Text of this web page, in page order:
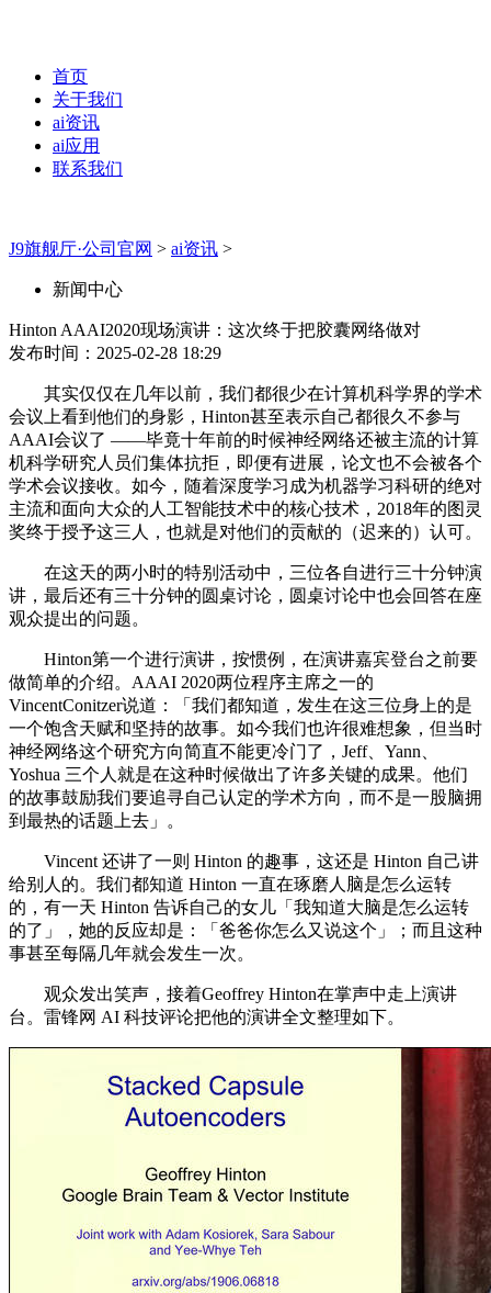
首页
关于我们
ai资讯
ai应用
联系我们
J9旗舰厅·公司官网 > ai资讯 >
新闻中心
Hinton AAAI2020现场演讲：这次终于把胶囊网络做对
发布时间：2025-02-28 18:29
其实仅仅在几年以前，我们都很少在计算机科学界的学术
会议上看到他们的身影，Hinton甚至表示自己都很久不参与
AAAI会议了 ——毕竟十年前的时候神经网络还被主流的计算
机科学研究人员们集体抗拒，即便有进展，论文也不会被各个
学术会议接收。如今，随着深度学习成为机器学习科研的绝对
主流和面向大众的人工智能技术中的核心技术，2018年的图灵
奖终于授予这三人，也就是对他们的贡献的（迟来的）认可。
在这天的两小时的特别活动中，三位各自进行三十分钟演
讲，最后还有三十分钟的圆桌讨论，圆桌讨论中也会回答在座
观众提出的问题。
Hinton第一个进行演讲，按惯例，在演讲嘉宾登台之前要
做简单的介绍。AAAI 2020两位程序主席之一的
VincentConitzer说道：「我们都知道，发生在这三位身上的是
一个饱含天赋和坚持的故事。如今我们也许很难想象，但当时
神经网络这个研究方向简直不能更冷门了，Jeff、Yann、
Yoshua 三个人就是在这种时候做出了许多关键的成果。他们
的故事鼓励我们要追寻自己认定的学术方向，而不是一股脑拥
到最热的话题上去」。
Vincent 还讲了一则 Hinton 的趣事，这还是 Hinton 自己讲
给别人的。我们都知道 Hinton 一直在琢磨人脑是怎么运转
的，有一天 Hinton 告诉自己的女儿「我知道大脑是怎么运转
的了」，她的反应却是：「爸爸你怎么又说这个」；而且这种
事甚至每隔几年就会发生一次。
观众发出笑声，接着Geoffrey Hinton在掌声中走上演讲
台。雷锋网 AI 科技评论把他的演讲全文整理如下。